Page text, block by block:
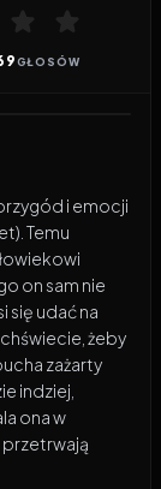
GŁOSÓW
i emocji
Temu
on sam nie
się udać na
żeby
zażarty
indziej,
ona w
przetrwają